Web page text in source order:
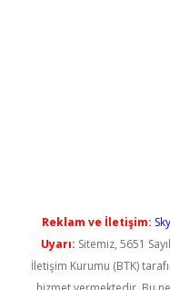
Reklam ve İletişim:
Uyarı: Sitemiz, 5651
İletişim Kurumu (BTK)